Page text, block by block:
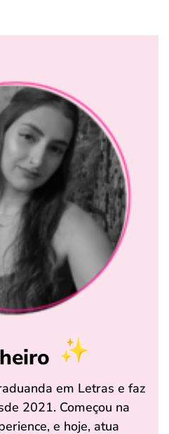
em Letras e faz
2021. Começou na
e hoje, atua